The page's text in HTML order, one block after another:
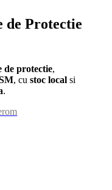
de Protectie
de protectie,
, cu stoc local si
.